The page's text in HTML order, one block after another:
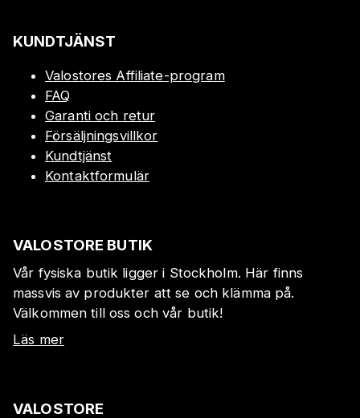
KUNDTJÄNST
Valostores Affiliate-program
FAQ
Garanti och retur
Försäljningsvillkor
Kundtjänst
Kontaktformulär
VALOSTORE BUTIK
Vår fysiska butik ligger i Stockholm. Här finns
massvis av produkter att se och klämma på.
Välkommen till oss och vår butik!
Läs mer
VALOSTORE